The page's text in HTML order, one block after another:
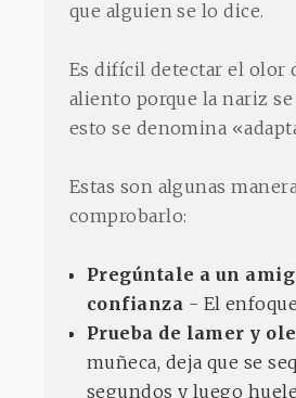
que alguien se lo dice.
Es difícil detectar el olor
aliento porque la nariz se
esto se denomina
Estas son algunas
comprobarlo:
Pregúntale a un
confianza - El
Prueba de lamer y
muñeca, deja que se
segundos y luego huele